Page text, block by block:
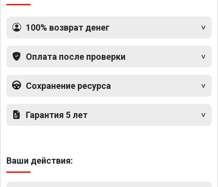
100% возврат денег
Оплата после проверки
Сохранение ресурса
Гарантия 5 лет
Ваши действия: